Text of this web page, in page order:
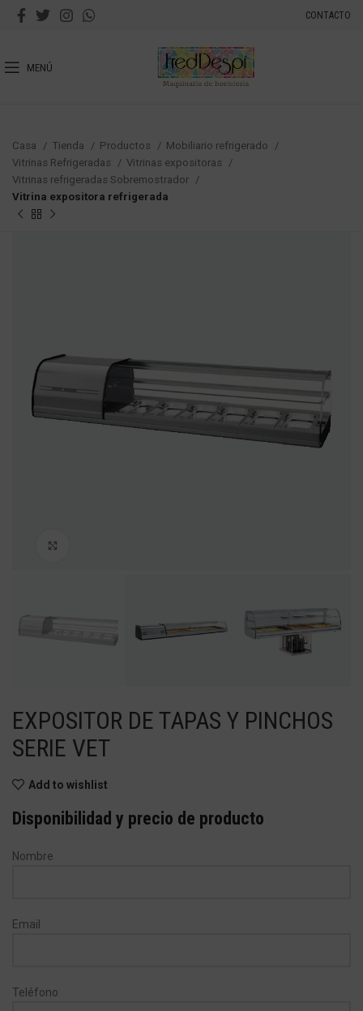
CONTACTO
MENÚ
Casa Tienda Productos
Mobiliario refrigerado
Vitrinas Refrigeradas
Vitrinas expositoras
Vitrinas refrigeradas Sobremostrador
Vitrina expositora refrigerada
EXPOSITOR DE TAPAS Y PINCHOS
SERIE VET
Add to wishlist
Disponibilidad y precio de producto
Nombre
Email
Teléfono